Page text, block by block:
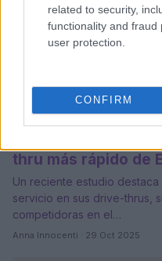
related to security,
functionality and
user protection.
CONFIRM
thru más rápido de
Un reciente estudio
servicio en sus drive-thrus,
competidoras en el…
Anna Innocenti · 29 Oct 2025